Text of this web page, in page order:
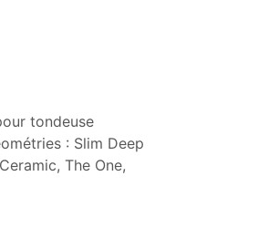
tondeuse
: Slim Deep
The One,